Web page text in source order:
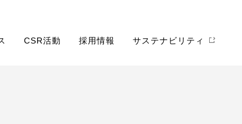
CSR活動 採用情報 サステナビリティ